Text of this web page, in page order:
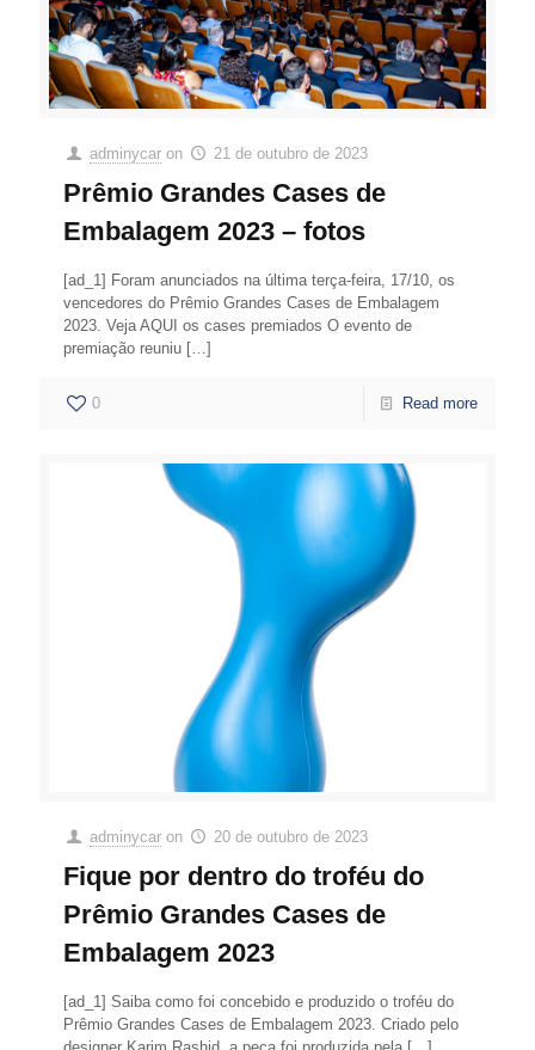
adminycar on 21 de outubro de 2023
Prêmio Grandes Cases de
Embalagem 2023 – fotos
[ad_1] Foram anunciados na última terça-feira, 17/10, os
vencedores do Prêmio Grandes Cases de Embalagem
2023. Veja AQUI os cases premiados O evento de
premiação reuniu […]
0 Read more
adminycar on 20 de outubro de 2023
Fique por dentro do troféu do
Prêmio Grandes Cases de
Embalagem 2023
[ad_1] Saiba como foi concebido e produzido o troféu do
Prêmio Grandes Cases de Embalagem 2023. Criado pelo